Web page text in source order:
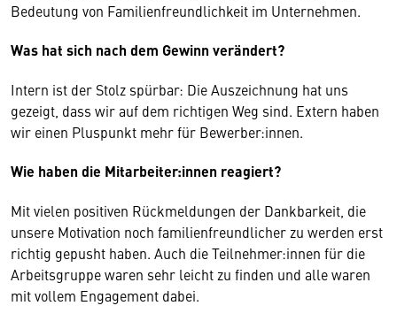
Bedeutung von Familienfreundlichkeit im Unternehmen.
Was hat sich nach dem Gewinn verändert?
Intern ist der Stolz spürbar: Die Auszeichnung hat uns
gezeigt, dass wir auf dem richtigen Weg sind. Extern haben
wir einen Pluspunkt mehr für Bewerber:innen.
Wie haben die Mitarbeiter:innen reagiert?
Mit vielen positiven Rückmeldungen der Dankbarkeit, die
unsere Motivation noch familienfreundlicher zu werden erst
richtig gepusht haben. Auch die Teilnehmer:innen für die
Arbeitsgruppe waren sehr leicht zu finden und alle waren
mit vollem Engagement dabei.